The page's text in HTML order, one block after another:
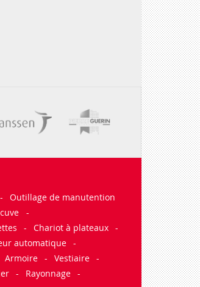
-
Outillage de manutention
-
- Chariot à plateaux -
automatique -
Armoire - Vestiaire -
- Rayonnage -